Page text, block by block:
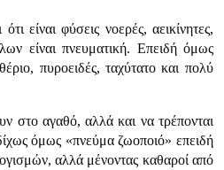
είναι φύσεις νοερές, αεικίνητες,
είναι πνευματική. Επειδή όμως
πυροειδές, ταχύτατο και πολύ
στο αγαθό, αλλά και να τρέπονται
όμως «πνεύμα ζωοποιό» επειδή
αλλά μένοντας καθαροί από